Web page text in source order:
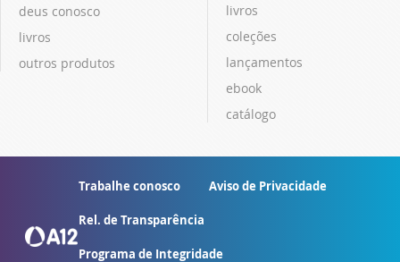
deus conosco
livros
outros produtos
livros
coleções
lançamentos
ebook
catálogo
Trabalhe conosco Aviso de Privacidade
Rel. de Transparência
Programa de Integridade